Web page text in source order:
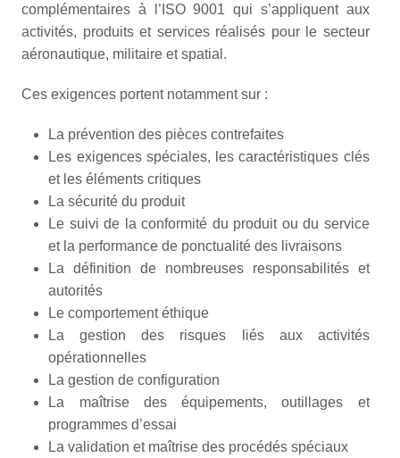
complémentaires à l’ISO 9001 qui s’appliquent aux
activités, produits et services réalisés pour le secteur
aéronautique, militaire et spatial.
Ces exigences portent notamment sur :
La prévention des pièces contrefaites
Les exigences spéciales, les caractéristiques clés
et les éléments critiques
La sécurité du produit
Le suivi de la conformité du produit ou du service
et la performance de ponctualité des livraisons
La définition de nombreuses responsabilités et
autorités
Le comportement éthique
La gestion des risques liés aux activités
opérationnelles
La gestion de configuration
La maîtrise des équipements, outillages et
programmes d’essai
La validation et maîtrise des procédés spéciaux